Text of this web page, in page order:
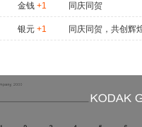
金钱 +1 同庆同贺
银元 +1
同庆同贺，共创辉